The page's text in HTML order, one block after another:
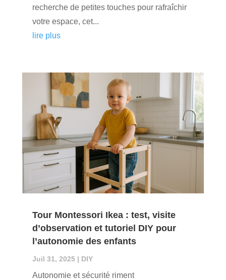
recherche de petites touches pour rafraîchir
votre espace, cet...
lire plus
Tour Montessori Ikea : test, visite
d’observation et tutoriel DIY pour
l’autonomie des enfants
Juil 31, 2025| DIY
Autonomie et sécurité riment